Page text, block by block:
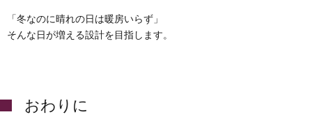
「冬なのに晴れの日は暖房いらず」
そんな日が増える設計を目指します。
おわりに